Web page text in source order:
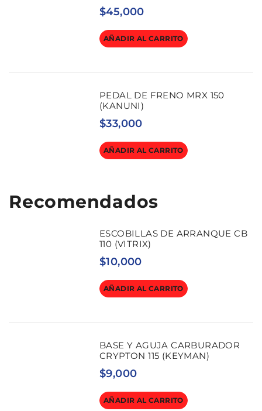
$45,000
AÑADIR AL CARRITO
PEDAL DE FRENO MRX 150
(KANUNI)
$33,000
AÑADIR AL CARRITO
Recomendados
ESCOBILLAS DE ARRANQUE CB
110 (VITRIX)
$10,000
AÑADIR AL CARRITO
BASE Y AGUJA CARBURADOR
CRYPTON 115 (KEYMAN)
$9,000
AÑADIR AL CARRITO